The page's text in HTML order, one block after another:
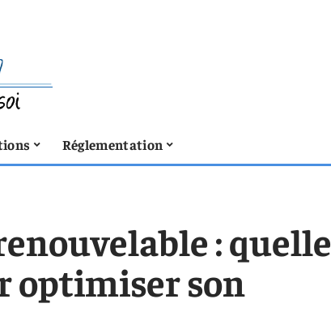
Réglementation
: quelle
optimiser son